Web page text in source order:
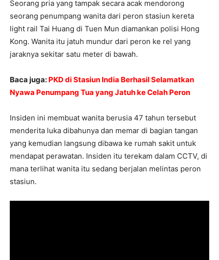
Seorang pria yang tampak secara acak mendorong
seorang penumpang wanita dari peron stasiun kereta
light rail Tai Huang di Tuen Mun diamankan polisi Hong
Kong. Wanita itu jatuh mundur dari peron ke rel yang
jaraknya sekitar satu meter di bawah.
Baca juga: PKD di Stasiun India Berhasil Selamatkan
Nyawa Penumpang Tua yang Jatuh ke Celah Peron
Insiden ini membuat wanita berusia 47 tahun tersebut
menderita luka dibahunya dan memar di bagian tangan
yang kemudian langsung dibawa ke rumah sakit untuk
mendapat perawatan. Insiden itu terekam dalam CCTV, di
mana terlihat wanita itu sedang berjalan melintas peron
stasiun.